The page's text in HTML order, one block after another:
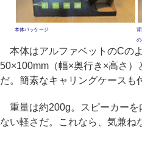
本体パッケージ
背
の
本体はアルファベットのCの
50×100mm（幅×奥行き×高さ）
だ。簡素なキャリングケースも
重量は約200g。スピーカーを
ない軽さだ。これなら、気兼ね